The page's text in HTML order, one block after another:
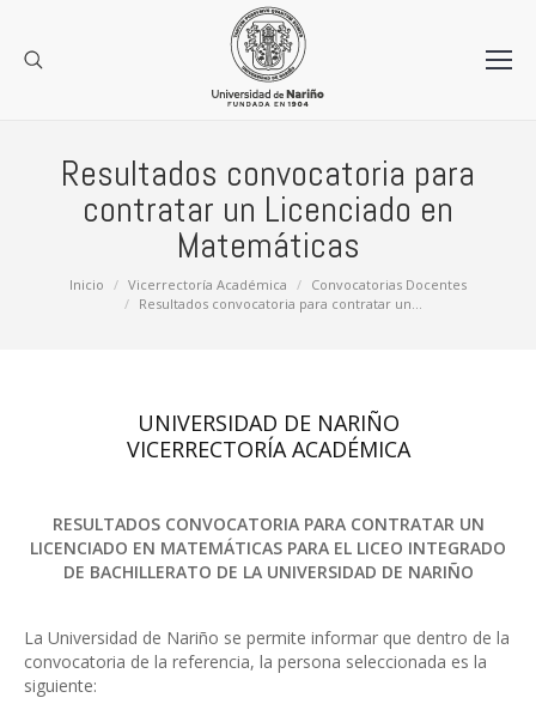
Resultados convocatoria para
contratar un Licenciado en
Matemáticas
Estás aquí:
Inicio Vicerrectoría Académica
Convocatorias Docentes
Resultados convocatoria para contratar un…
UNIVERSIDAD DE NARIÑO
VICERRECTORÍA ACADÉMICA
RESULTADOS CONVOCATORIA PARA CONTRATAR UN
LICENCIADO EN MATEMÁTICAS PARA EL LICEO INTEGRADO
DE BACHILLERATO DE LA UNIVERSIDAD DE NARIÑO
La Universidad de Nariño se permite informar que dentro de la
convocatoria de la referencia, la persona seleccionada es la
siguiente: